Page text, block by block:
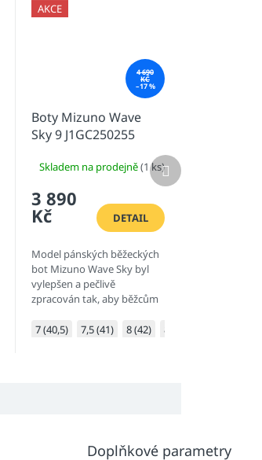
AKCE
4 690
KČ
–17 %
Boty Mizuno Wave
Sky 9 J1GC250255
Skladem na prodejně(1 ks)
3 890
Kč DETAIL
Model pánských běžeckých
bot Mizuno Wave Sky byl
vylepšen a pečlivě
zpracován tak, aby běžcům
se vznášeli. Horní část
7 (40,5) 7,5 (41) 8 (42) 8,5 (42,5)
Další
produkt
Doplňkové parametry